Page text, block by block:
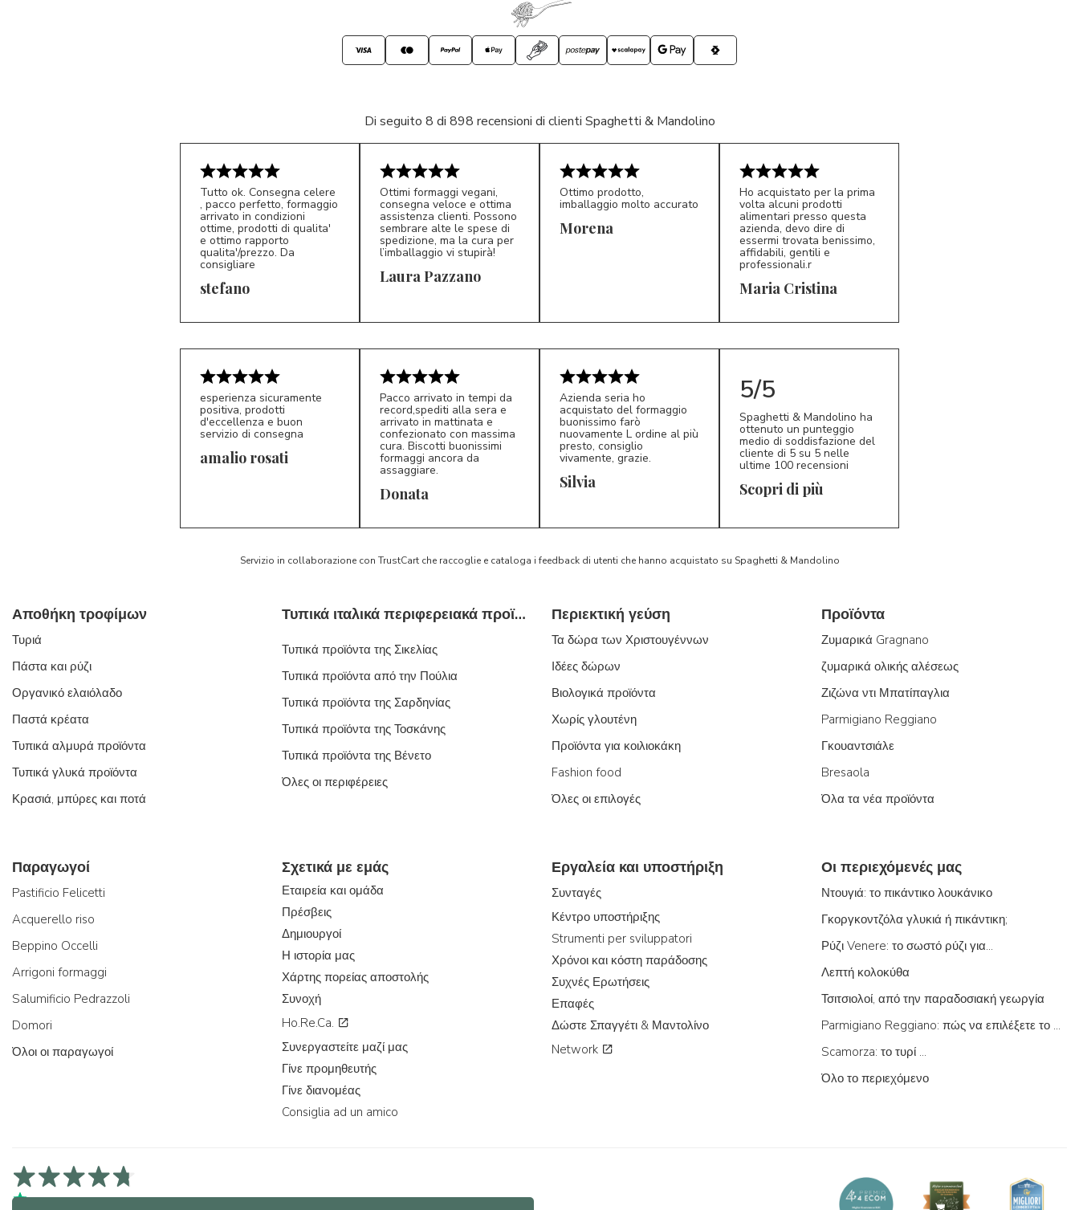
Di seguito 8 di 898 recensioni di clienti Spaghetti & Mandolino
S*
Tutto ok. Consegna celere
, pacco perfetto, formaggio
arrivato in condizioni
ottime, prodotti di qualita'
e ottimo rapporto
qualita'/prezzo. Da
consigliare
stefano LP 5/5
Ottimi formaggi vegani,
consegna veloce e ottima
assistenza clienti. Possono
sembrare alte le spese di
spedizione, ma la cura per
l’imballaggio vi stupirà!
Laura Pazzano
Ottimo prodotto,
imballaggio molto accurato
Morena
MC 5/5
Ho acquistato per la prima
volta alcuni prodotti
alimentari presso questa
azienda, devo dire di
essermi trovata benissimo,
affidabili, gentili e
professionali.r
Maria Cristina
esperienza sicuramente
positiva, prodotti
d'eccellenza e buon
servizio di consegna
amalio rosati
D*
Pacco arrivato in tempi da
record,spediti alla sera e
arrivato in mattinata e
confezionato con massima
cura. Biscotti buonissimi
formaggi ancora da
assaggiare.
Donata S*
Azienda seria ho
acquistato del formaggio
buonissimo farò
nuovamente L ordine al più
presto, consiglio
vivamente, grazie.
Silvia
5/5
Spaghetti & Mandolino ha
ottenuto un punteggio
medio di soddisfazione del
cliente di 5 su 5 nelle
ultime 100 recensioni
Scopri di più
Servizio in collaborazione con TrustCart che raccoglie e cataloga i feedback di utenti che hanno acquistato su Spaghetti & Mandolino
Αποθήκη τροφίμων
Τυριά
Πάστα και ρύζι
Οργανικό ελαιόλαδο
Παστά κρέατα
Τυπικά αλμυρά προϊόντα
Τυπικά γλυκά προϊόντα
Κρασιά, μπύρες και ποτά
Τυπικά ιταλικά περιφερειακά προϊόντα
Τυπικά προϊόντα της Σικελίας
Τυπικά προϊόντα από την Πούλια
Τυπικά προϊόντα της Σαρδηνίας
Τυπικά προϊόντα της Τοσκάνης
Τυπικά προϊόντα της Βένετο
Όλες οι περιφέρειες
Περιεκτική γεύση
Τα δώρα των Χριστουγέννων
Ιδέες δώρων
Βιολογικά προϊόντα
Χωρίς γλουτένη
Προϊόντα για κοιλιοκάκη
Fashion food
Όλες οι επιλογές
Προϊόντα
Ζυμαρικά Gragnano
ζυμαρικά ολικής αλέσεως
Ζιζώνα ντι Μπατίπαγλια
Parmigiano Reggiano
Γκουαντσιάλε
Bresaola
Όλα τα νέα προϊόντα
Παραγωγοί
Pastificio Felicetti
Acquerello riso
Beppino Occelli
Arrigoni formaggi
Salumificio Pedrazzoli
Domori
Όλοι οι παραγωγοί
Σχετικά με εμάς
Εταιρεία και ομάδα
Πρέσβεις
Δημιουργοί
Η ιστορία μας
Χάρτης πορείας αποστολής
Συνοχή
Ho.Re.Ca.
Συνεργαστείτε μαζί μας
Γίνε προμηθευτής
Γίνε διανομέας
Consiglia ad un amico
Εργαλεία και υποστήριξη
Συνταγές
Κέντρο υποστήριξης
Strumenti per sviluppatori
Χρόνοι και κόστη παράδοσης
Συχνές Ερωτήσεις
Επαφές
Δώστε Σπαγγέτι & Μαντολίνο
Network
Οι περιεχόμενές μας
Ντουγιά: το πικάντικο λουκάνικο
Γκοργκοντζόλα γλυκιά ή πικάντικη;
Ρύζι Venere: το σωστό ρύζι για...
Λεπτή κολοκύθα
Τσιτσιολοί, από την παραδοσιακή γεωργία
Parmigiano Reggiano: πώς να επιλέξετε το σωστό
Scamorza: το τυρί ...
Όλο το περιεχόμενο